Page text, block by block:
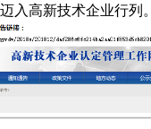
入高新技术企业行列。